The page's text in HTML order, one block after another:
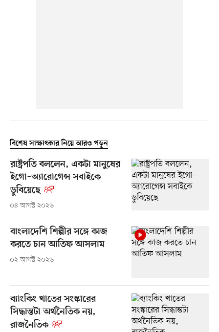
বিশেষ সাক্ষাৎকার নিয়ে আরও পড়ুন
রাষ্ট্রপতি বললেন, একটা মানুষের
ইগো–অ্যারোগেন্স সবাইকে
ডুবিয়েছে
০৪ আগস্ট ২০২৬
বাংলাদেশি শিল্পীর সঙ্গে কাজ
করতে চান আতিফ আসলাম
০২ আগস্ট ২০২৬
ব্যাংকিং খাতের সংস্কারের
সিদ্ধান্তটা অর্থনৈতিক নয়,
রাজনৈতিক